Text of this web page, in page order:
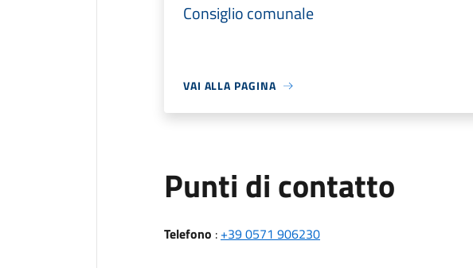
Consiglio comunale
VAI ALLA PAGINA
Punti di contatto
Telefono : +39 0571 906230